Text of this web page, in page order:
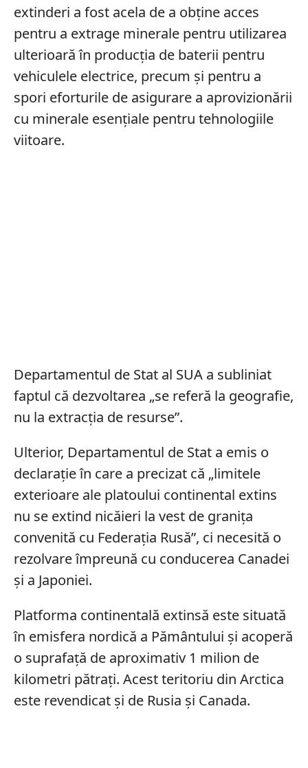
extinderi a fost acela de a obține acces
pentru a extrage minerale pentru utilizarea
ulterioară în producția de baterii pentru
vehiculele electrice, precum și pentru a
spori eforturile de asigurare a aprovizionării
cu minerale esențiale pentru tehnologiile
viitoare.
Departamentul de Stat al SUA a subliniat
faptul că dezvoltarea „se referă la geografie,
nu la extracția de resurse”.
Ulterior, Departamentul de Stat a emis o
declarație în care a precizat că „limitele
exterioare ale platoului continental extins
nu se extind nicăieri la vest de granița
convenită cu Federația Rusă”, ci necesită o
rezolvare împreună cu conducerea Canadei
și a Japoniei.
Platforma continentală extinsă este situată
în emisfera nordică a Pământului și acoperă
o suprafață de aproximativ 1 milion de
kilometri pătrați. Acest teritoriu din Arctica
este revendicat și de Rusia și Canada.